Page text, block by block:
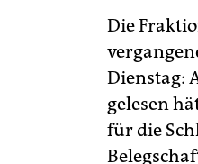
Die
Dienstag:
gelesen
für die